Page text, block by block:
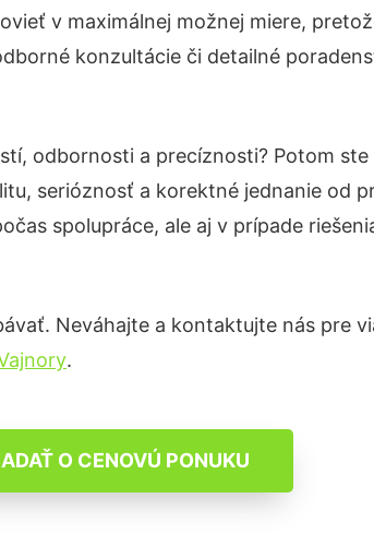
v maximálnej možnej miere,
konzultácie či detailné
odbornosti a precíznosti? Potom
serióznosť a korektné jednanie od
spolupráce, ale aj v prípade
Neváhajte a kontaktujte nás pre
.
O CENOVÚ PONUKU